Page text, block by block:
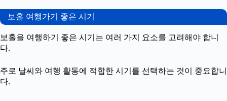
보홀 여행가기 좋은 시기
보홀을 여행하기 좋은 시기는 여러 가지 요소를 고려해야 합니
다.
주로 날씨와 여행 활동에 적합한 시기를 선택하는 것이 중요합니
다.